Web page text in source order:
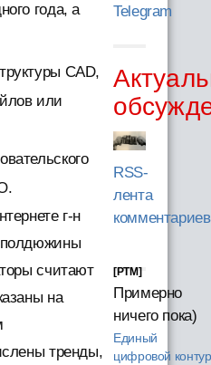
года, а
CAD,
или
г-н
считают
на
тренды,
Telegram
RSS-
лента
комментариев
[PTM]
Примерно
ничего пока)
Единый
цифровой контур